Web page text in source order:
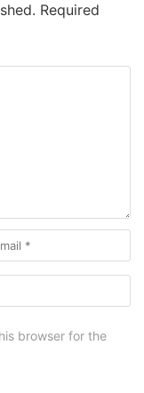
Required
browser for the